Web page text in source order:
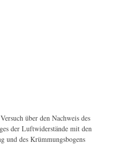
über den Nachweis des
der Luftwiderstände mit den
und des Krümmungsbogens